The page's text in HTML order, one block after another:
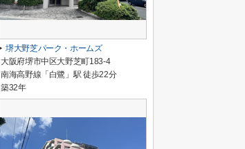
堺大野芝パーク・ホームズ
大阪府堺市中区大野芝町183-4
南海高野線「白鷺」駅 徒歩22分
築32年